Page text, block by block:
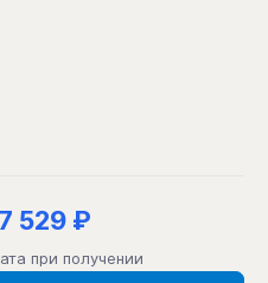
7 529 ₽
при получении